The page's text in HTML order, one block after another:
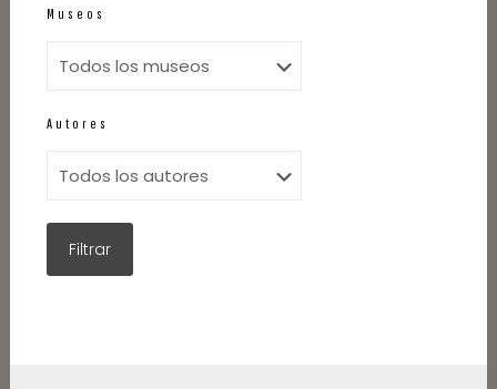
Museos
Autores